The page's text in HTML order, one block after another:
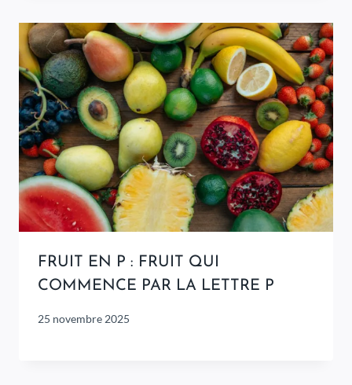
FRUIT EN P : FRUIT QUI
COMMENCE PAR LA LETTRE P
25 novembre 2025